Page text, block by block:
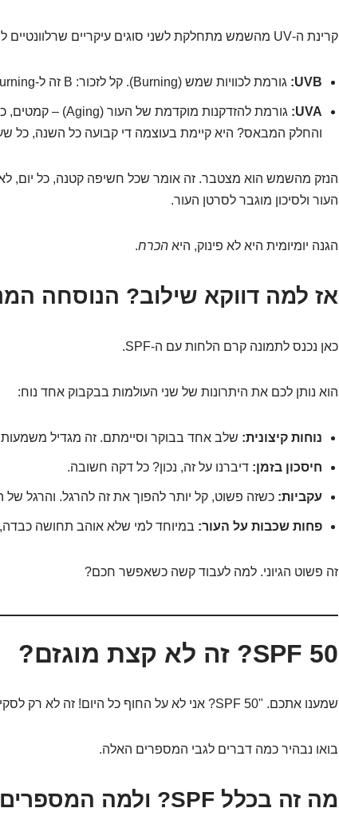
קרינת ה-UV מהשמש מתחלקת לשני סוגים עיקריים שרלוונטיים לנו:
UVB: גורמת לכוויות שמש (Burning). קל לזכור: B זה ל-Burning. היא חזקה יותר בקיץ ובשעות הצהריים.
UVA:
והחלק המבאס? היא קיימת בעוצמה די קבועה כל השנה, כל
הנזק מהשמש הוא מצטבר. זה אומר שכל חשיפה קטנה, כל יום,
העור ולסיכון מוגבר לסרטן העור.
הגנה יומיומית היא לא פינוק, היאהכרח.
אז למה דווקא שילוב? הנוסחה
כאן נכנס לתמונה קרם הלחות עם ה-SPF.
הוא נותן לכם את היתרונות של שני העולמות בבקבוק אחד נוח:
נוחות קיצונית: שלב אחד בבוקר וסיימתם. זה מגדיל
חיסכון בזמן: דיברנו על זה, נכון? כל דקה חשובה.
עקביות: כשזה פשוט, קל יותר להפוך את זה להרגל. והרגל
פחות שכבות על העור: במיוחד למי שלא אוהב תחושה
זה פשוט הגיוני. למה לעבוד קשה כשאפשר חכם?
SPF 50? זה לא קצת מוגזם?
שמענו אתכם. "SPF 50? אני לא על החוף כל היום! זה לא רק לסקי?"
בואו נבהיר כמה דברים לגבי המספרים האלה.
מה זה בכלל SPF? ולמה המספרים האלה חשובים?